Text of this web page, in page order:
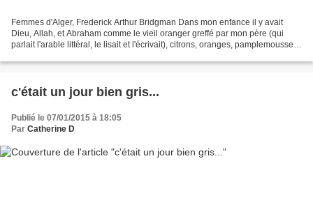
Femmes d'Alger, Frederick Arthur Bridgman Dans mon enfance il y avait
Dieu, Allah, et Abraham comme le vieil oranger greffé par mon père (qui
parlait l'arable littéral, le lisait et l'écrivait), citrons, oranges, pamplemousses.
c'était un jour bien gris...
Publié le 07/01/2015 à 18:05
Par Catherine D